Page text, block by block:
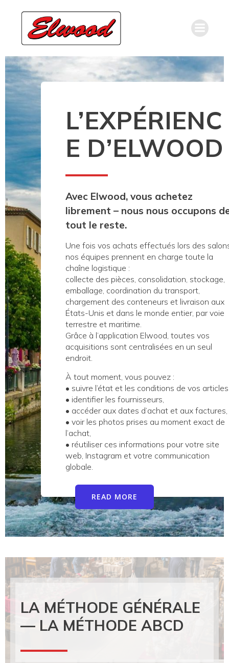
L’EXPÉRIENC
E D’ELWOOD
Avec Elwood, vous achetez
librement – nous nous occupons
tout le reste.
Une fois vos achats effectués lors des
nos équipes prennent en charge toute la
chaîne logistique :
collecte des pièces, consolidation, stockage,
emballage, coordination du transport,
chargement des conteneurs et livraison aux
États-Unis et dans le monde entier, par voie
terrestre et maritime.
Grâce à l’application Elwood, toutes vos
acquisitions sont centralisées en un seul
endroit.
À tout moment, vous pouvez :
• suivre l’état et les conditions de vos
• identifier les fournisseurs,
• accéder aux dates d’achat et aux factures,
• voir les photos prises au moment exact de
l’achat,
• réutiliser ces informations pour votre site
web, Instagram et votre communication
globale.
READ MORE
LA MÉTHODE GÉNÉRALE
— LA MÉTHODE ABCD